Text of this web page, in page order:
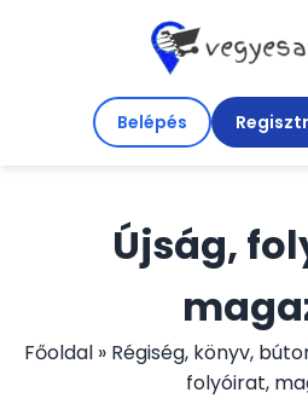
Belépés
Újság,
Főoldal » Régiség, könyv,
folyóirat,